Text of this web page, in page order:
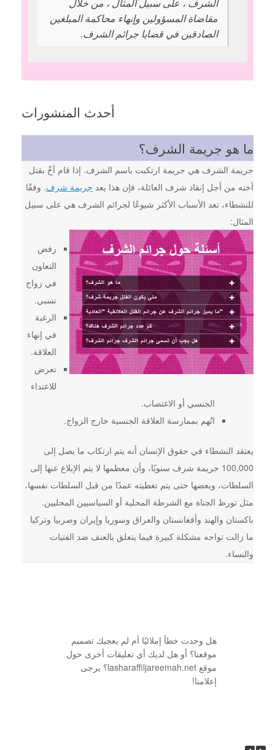
مقاضاة المسؤولين وإنهاء محاكمة المبلغين
الصادقين في قضايا جرائم الشرف.
أحدث المنشورات
ما هو جريمة الشرف؟
جريمة الشرف هي جريمة ارتكبت باسم الشرف. إذا قام أخٌ بقتل
أخته من أجل إنقاذ شرف العائلة، فإن هذا يعد جريمة شرف. وفقًا
للنشطاء، تعد الأسباب الأكثر شيوعًا لجرائم الشرف هي على سبيل
المثال:
رفض
التعاون
في زواج
نسبي.
الرغبة
في إنهاء
العلاقة.
تعرض
للاعتداء
الجنسي أو الاغتصاب.
اتُهم بممارسة العلاقة الجنسية خارج الزواج.
يعتقد النشطاء في حقوق الإنسان أنه يتم ارتكاب ما يصل إلى
100,000 جريمة شرف سنويًا، وأن معظمها لا يتم الإبلاغ عنها إلى
السلطات، وبعضها حتى يتم تغطيته عمدًا من قبل السلطات نفسها،
مثل تورط الجناة مع الشرطة المحلية أو السياسيين المحليين.
باكستان والهند وأفغانستان والعراق وسوريا وإيران وصربيا وتركيا
ما زالت تواجه مشكلة كبيرة فيما يتعلق بالعنف ضد الفتيات
والنساء.
هل وجدت خطأ إملائيًا أم لم يعجبك تصميم
موقعنا؟ أو هل لديك أي تعليقات أخرى حول
موقع lasharaffiljareemah.net؟ يرجى
إعلامنا!